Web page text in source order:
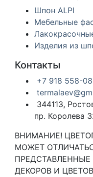
Шпон ALPI
Мебельные
Изделия из
Контакты
+7 918 558-
344113,
пр. Королева
ВНИМАНИЕ!
МОЖЕТ
ДЕКОРОВ И